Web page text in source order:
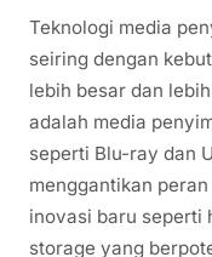
Teknologi media
seiring dengan
lebih besar dan
adalah media
seperti Blu-ray dan
menggantikan
inovasi baru seperti
storage yang